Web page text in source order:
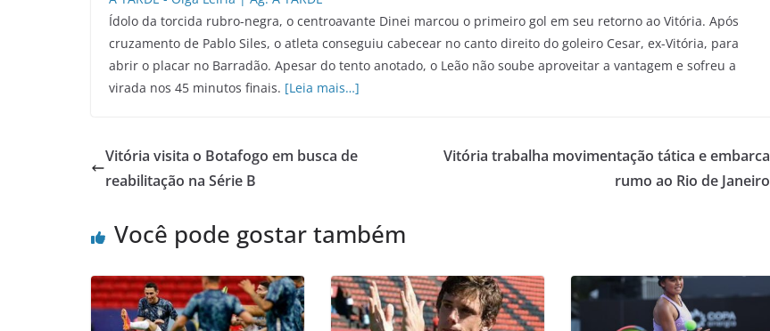
Ídolo da torcida rubro-negra, o centroavante Dinei marcou o primeiro gol em seu retorno ao Vitória. Após
cruzamento de Pablo Siles, o atleta conseguiu cabecear no canto direito do goleiro Cesar, ex-Vitória, para
abrir o placar no Barradão. Apesar do tento anotado, o Leão não soube aproveitar a vantagem e sofreu a
virada nos 45 minutos finais. [Leia mais…]
Vitória visita o Botafogo em busca de
reabilitação na Série B
Vitória trabalha movimentação tática e embarca
rumo ao Rio de Janeiro
Você pode gostar também